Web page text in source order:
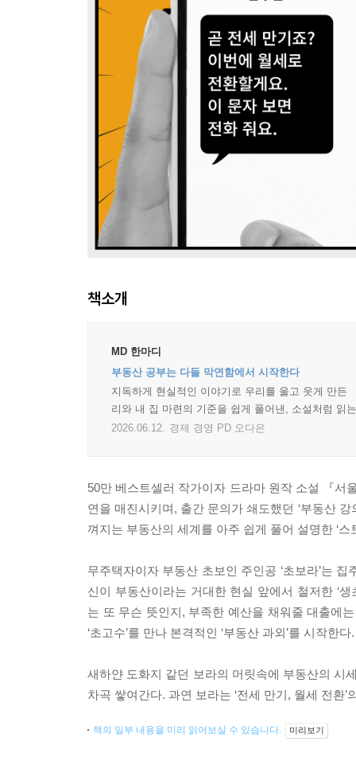
책소개
MD 한마디
부동산 공부는 다들 막연함에서 시작한다
지독하게 현실적인 이야기로 우리를 울고 웃게 만든
리와 내 집 마련의 기준을 쉽게 풀어낸, 소설처럼 읽
2026.06.12. 경제 경영 PD 오다은
50만 베스트셀러 작가이자 드라마 원작 소설 『서
연을 매진시키며, 출간 문의가 쇄도했던 ‘부동산
껴지는 부동산의 세계를 아주 쉽게 풀어 설명한 ‘스
무주택자이자 부동산 초보인 주인공 ‘초보라’는
신이 부동산이라는 거대한 현실 앞에서 철저한 ‘
는 또 무슨 뜻인지, 부족한 예산을 채워줄 대출에
‘초고수’를 만나 본격적인 ‘부동산 과외’를 시작한다.
새하얀 도화지 같던 보라의 머릿속에 부동산의 시
차곡 쌓여간다. 과연 보라는 ‘전세 만기, 월세 전환
책의 일부 내용을 미리 읽어보실 수 있습니다. 미리보기